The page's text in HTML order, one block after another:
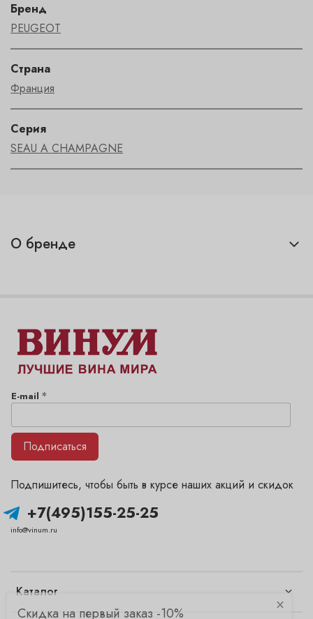
Бренд
PEUGEOT
Страна
Франция
Серия
SEAU A CHAMPAGNE
О бренде
Каталог
+7(495)155-25-25
info@vinum.ru
Подпишитесь, чтобы быть в курсе наших акций и скидок
E-mail *
Подписаться
×
Скидка на первый заказ -10%